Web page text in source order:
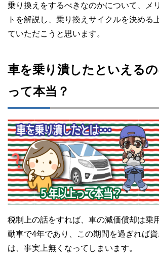
乗り換えをするべきなのかについて、メ
トを解説し、乗り換えサイクルを決める
ていただこうと思います。
車を乗り潰したといえる
って本当？
税制上の話をすれば、車の減価償却は乗
動車で4年であり、この期間を過ぎれば
は、事実上無くなってしまいます。